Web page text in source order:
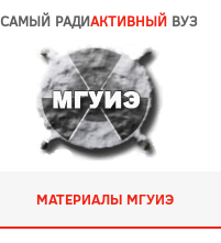
САМЫЙ РАДИАКТИВНЫЙ ВУЗ
МАТЕРИАЛЫ МГУИЭ